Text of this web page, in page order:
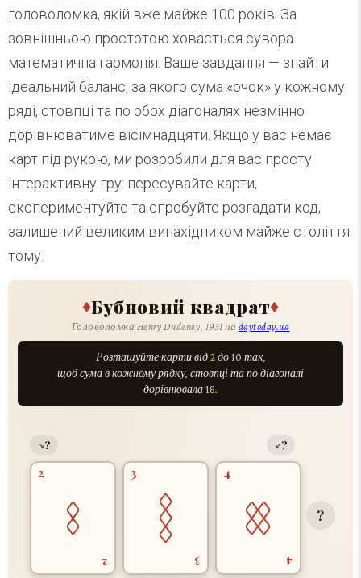
головоломка, якій вже майже 100 років. За
зовнішньою простотою ховається сувора
математична гармонія. Ваше завдання — знайти
ідеальний баланс, за якого сума «очок» у кожному
ряді, стовпці та по обох діагоналях незмінно
дорівнюватиме вісімнадцяти. Якщо у вас немає
карт під рукою, ми розробили для вас просту
інтерактивну гру: пересувайте карти,
експериментуйте та спробуйте розгадати код,
залишений великим винахідником майже століття
тому.